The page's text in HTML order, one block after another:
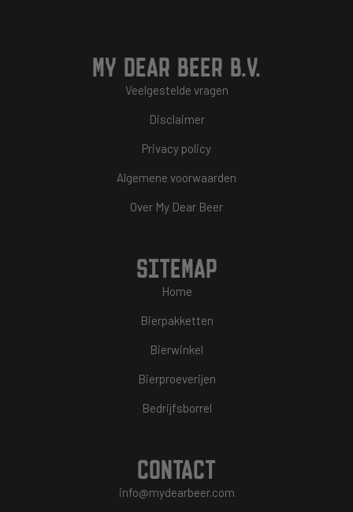
MY DEAR BEER B.V.
Veelgestelde vragen
Disclaimer
Privacy policy
Algemene voorwaarden
Over My Dear Beer
SITEMAP
Home
Bierpakketten
Bierwinkel
Bierproeverijen
Bedrijfsborrel
CONTACT
info@mydearbeer.com